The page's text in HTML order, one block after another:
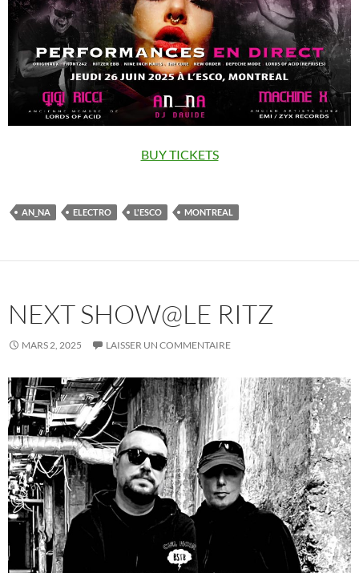
BUY TICKETS
AN_NA ELECTRO L'ESCO MONTREAL
NEXT SHOW@LE RITZ
MARS 2, 2025 LAISSER UN COMMENTAIRE